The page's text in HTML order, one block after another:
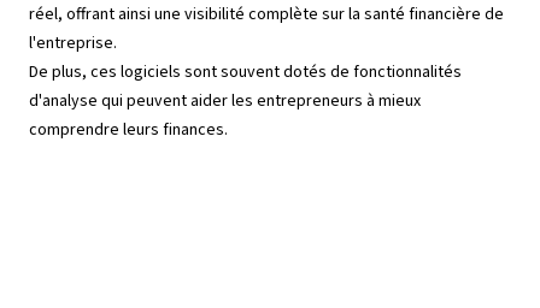
réel, offrant ainsi une visibilité complète sur la santé financière de
l'entreprise.
De plus, ces logiciels sont souvent dotés de fonctionnalités
d'analyse qui peuvent aider les entrepreneurs à mieux
comprendre leurs finances.